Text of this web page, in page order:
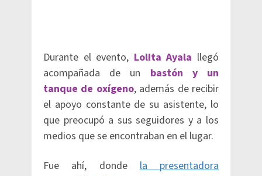
Durante el evento, Lolita Ayala llegó
acompañada de un bastón y un
tanque de oxígeno, además de recibir
el apoyo constante de su asistente, lo
que preocupó a sus seguidores y a los
medios que se encontraban en el lugar.
Fue ahí, donde la presentadora